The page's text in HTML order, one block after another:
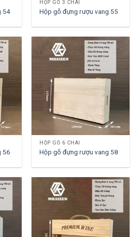
54
HỘP GỖ 3 CHAI
Hộp gỗ đựng rượu vang 55
56
HỘP GỖ 6 CHAI
Hộp gỗ đựng rượu vang 58